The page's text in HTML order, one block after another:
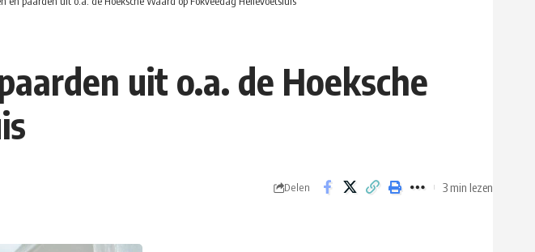
uit o.a. de Hoeksche
Delen 3 min lezen